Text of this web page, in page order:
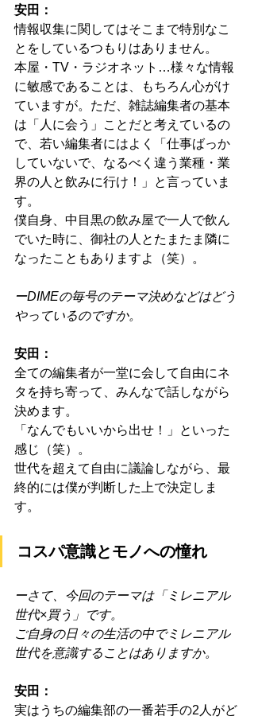
安田：
情報収集に関してはそこまで特別なこ
とをしているつもりはありません。
本屋・TV・ラジオネット…様々な情報
に敏感であることは、もちろん心がけ
ていますが。ただ、雑誌編集者の基本
は「人に会う」ことだと考えているの
で、若い編集者にはよく「仕事ばっか
していないで、なるべく違う業種・業
界の人と飲みに行け！」と言っていま
す。
僕自身、中目黒の飲み屋で一人で飲ん
でいた時に、御社の人とたまたま隣に
なったこともありますよ（笑）。
ーDIMEの毎号のテーマ決めなどはどう
やっているのですか。
安田：
全ての編集者が一堂に会して自由にネ
タを持ち寄って、みんなで話しながら
決めます。
「なんでもいいから出せ！」といった
感じ（笑）。
世代を超えて自由に議論しながら、最
終的には僕が判断した上で決定しま
す。
コスパ意識とモノへの憧れ
ーさて、今回のテーマは「ミレニアル
世代×買う」です。
ご自身の日々の生活の中でミレニアル
世代を意識することはありますか。
安田：
実はうちの編集部の一番若手の2人がど